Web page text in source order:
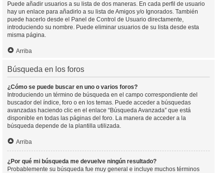
Puede añadir usuarios a su lista de dos maneras. En cada perfil de usuario
hay un enlace para añadirlo a su lista de Amigos y/o Ignorados. También
puede hacerlo desde el Panel de Control de Usuario directamente,
introduciendo su nombre. Puede eliminar usuarios de su lista desde esta
misma página.
Arriba
Búsqueda en los foros
¿Cómo se puede buscar en uno o varios foros?
Introduciendo un término de búsqueda en el campo correspondiente del
buscador del índice, foro o en los temas. Puede acceder a búsquedas
avanzadas haciendo clic en el enlace “Búsqueda Avanzada” que está
disponible en todas las páginas del foro. La manera de acceder a la
búsqueda depende de la plantilla utilizada.
Arriba
¿Por qué mi búsqueda me devuelve ningún resultado?
Probablemente su búsqueda fue muy general e incluye muchos términos